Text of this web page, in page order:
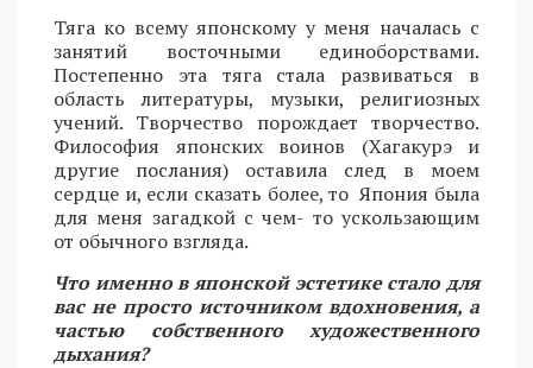
Тяга ко всему японскому у меня началась с
занятий восточными единоборствами.
Постепенно эта тяга стала развиваться в
область литературы, музыки, религиозных
учений. Творчество порождает творчество.
Философия японских воинов (Хагакурэ и
другие послания) оставила след в моем
сердце и, если сказать более, то Япония была
для меня загадкой с чем- то ускользающим
от обычного взгляда.
Что именно в японской эстетике стало для
вас не просто источником вдохновения, а
частью собственного художественного
дыхания?